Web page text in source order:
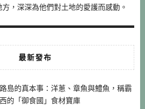
，深深為他們對土地的愛護而感動。
最新發布
島的真本事：洋蔥、章魚與鱧魚，稱霸
的「御食國」食材寶庫